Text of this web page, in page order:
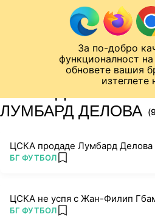
За по-добро
функционалност
обновете вашия
изтеглете
Към съдържанието
Лига на Конференциите
ЛУМБАРД ДЕЛОВА
ЦСКА продаде Лумбард Делова
ПОВЕЧЕ ОТ
БГ ФУТБОЛ add favorites
ЦСКА не успя с Жан-Филип
ПОВЕЧЕ ОТ
БГ ФУТБОЛ add favorites